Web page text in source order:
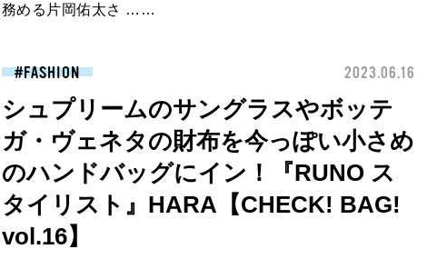
務める片岡佑太さ ……
FASHION 2023.06.16
シュプリームのサングラスやボッテ
ガ・ヴェネタの財布を今っぽい小さめ
のハンドバッグにイン！『RUNO ス
タイリスト』HARA【CHECK! BAG!
vol.16】